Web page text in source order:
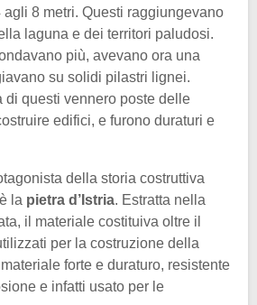
agli 8 metri. Questi raggiungevano
laguna e dei territori paludosi.
più, avevano ora una
su solidi pilastri lignei.
di questi vennero poste delle
edifici, e furono duraturi e
della storia costruttiva
la pietra d’Istria. Estratta nella
il materiale costituiva oltre il
per la costruzione della
forte e duraturo, resistente
e infatti usato per le